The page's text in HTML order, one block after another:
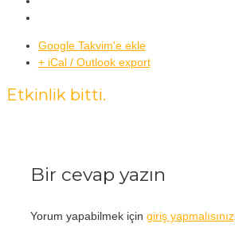
Google Takvim'e ekle
+ iCal / Outlook export
Etkinlik bitti.
Bir cevap yazın
Yorum yapabilmek için giriş yapmalısınız.